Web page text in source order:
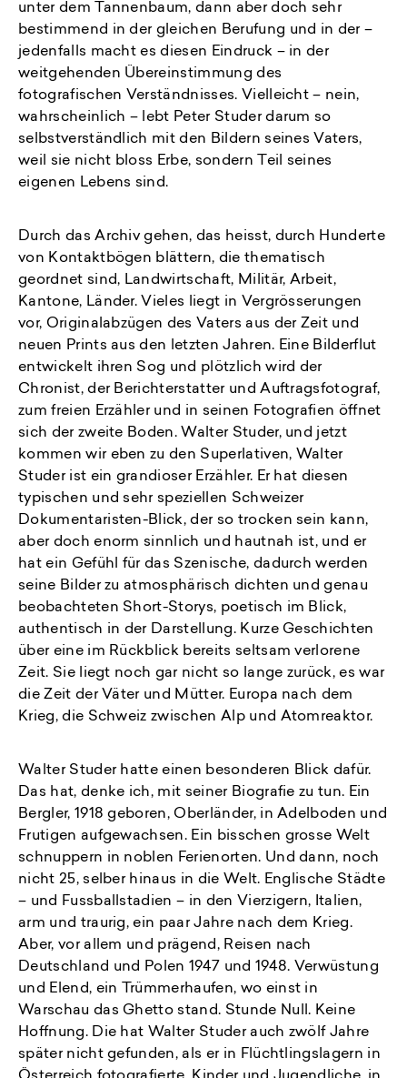
unter dem Tannenbaum, dann aber doch sehr
bestimmend in der gleichen Berufung und in der –
jedenfalls macht es diesen Eindruck – in der
weitgehenden Übereinstimmung des
fotografischen Verständnisses. Vielleicht – nein,
wahrscheinlich – lebt Peter Studer darum so
selbstverständlich mit den Bildern seines Vaters,
weil sie nicht bloss Erbe, sondern Teil seines
eigenen Lebens sind.
Durch das Archiv gehen, das heisst, durch Hunderte
von Kontaktbögen blättern, die thematisch
geordnet sind, Landwirtschaft, Militär, Arbeit,
Kantone, Länder. Vieles liegt in Vergrösserungen
vor, Originalabzügen des Vaters aus der Zeit und
neuen Prints aus den letzten Jahren. Eine Bilderflut
entwickelt ihren Sog und plötzlich wird der
Chronist, der Berichterstatter und Auftragsfotograf,
zum freien Erzähler und in seinen Fotografien öffnet
sich der zweite Boden. Walter Studer, und jetzt
kommen wir eben zu den Superlativen, Walter
Studer ist ein grandioser Erzähler. Er hat diesen
typischen und sehr speziellen Schweizer
Dokumentaristen-Blick, der so trocken sein kann,
aber doch enorm sinnlich und hautnah ist, und er
hat ein Gefühl für das Szenische, dadurch werden
seine Bilder zu atmosphärisch dichten und genau
beobachteten Short-Storys, poetisch im Blick,
authentisch in der Darstellung. Kurze Geschichten
über eine im Rückblick bereits seltsam verlorene
Zeit. Sie liegt noch gar nicht so lange zurück, es war
die Zeit der Väter und Mütter. Europa nach dem
Krieg, die Schweiz zwischen Alp und Atomreaktor.
Walter Studer hatte einen besonderen Blick dafür.
Das hat, denke ich, mit seiner Biografie zu tun. Ein
Bergler, 1918 geboren, Oberländer, in Adelboden und
Frutigen aufgewachsen. Ein bisschen grosse Welt
schnuppern in noblen Ferienorten. Und dann, noch
nicht 25, selber hinaus in die Welt. Englische Städte
– und Fussballstadien – in den Vierzigern, Italien,
arm und traurig, ein paar Jahre nach dem Krieg.
Aber, vor allem und prägend, Reisen nach
Deutschland und Polen 1947 und 1948. Verwüstung
und Elend, ein Trümmerhaufen, wo einst in
Warschau das Ghetto stand. Stunde Null. Keine
Hoffnung. Die hat Walter Studer auch zwölf Jahre
später nicht gefunden, als er in Flüchtlingslagern in